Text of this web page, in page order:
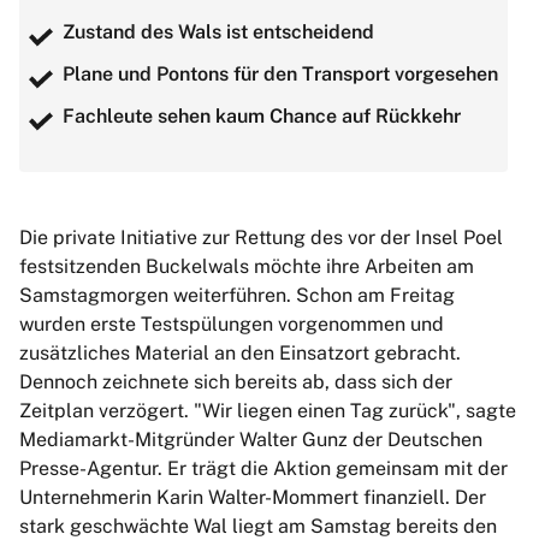
Zustand des Wals ist entscheidend
Plane und Pontons für den Transport vorgesehen
Fachleute sehen kaum Chance auf Rückkehr
Die private Initiative zur Rettung des vor der Insel Poel
festsitzenden Buckelwals möchte ihre Arbeiten am
Samstagmorgen weiterführen. Schon am Freitag
wurden erste Testspülungen vorgenommen und
zusätzliches Material an den Einsatzort gebracht.
Dennoch zeichnete sich bereits ab, dass sich der
Zeitplan verzögert. "Wir liegen einen Tag zurück", sagte
Mediamarkt-Mitgründer Walter Gunz der Deutschen
Presse-Agentur. Er trägt die Aktion gemeinsam mit der
Unternehmerin Karin Walter-Mommert finanziell. Der
stark geschwächte Wal liegt am Samstag bereits den